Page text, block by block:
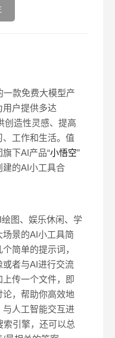
一款免费大模型产
户提供多达
创造性灵感、提高
工作和生活。值
下AI产品“小悟空”
建的AI小工具合
图、娱乐休闲、学
景的AI小工具简
简单的提示词，
者与AI进行交流
传一个文件，即
，帮助你高效地
人工智能交互进
索引擎，还可以总